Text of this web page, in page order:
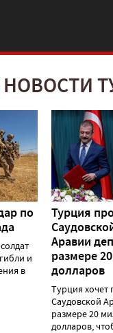
НОВОСТИ
по
и
в
Турция
Аравии
размере
долларов
Турция хочет
Саудовской
размере 20
долларов,